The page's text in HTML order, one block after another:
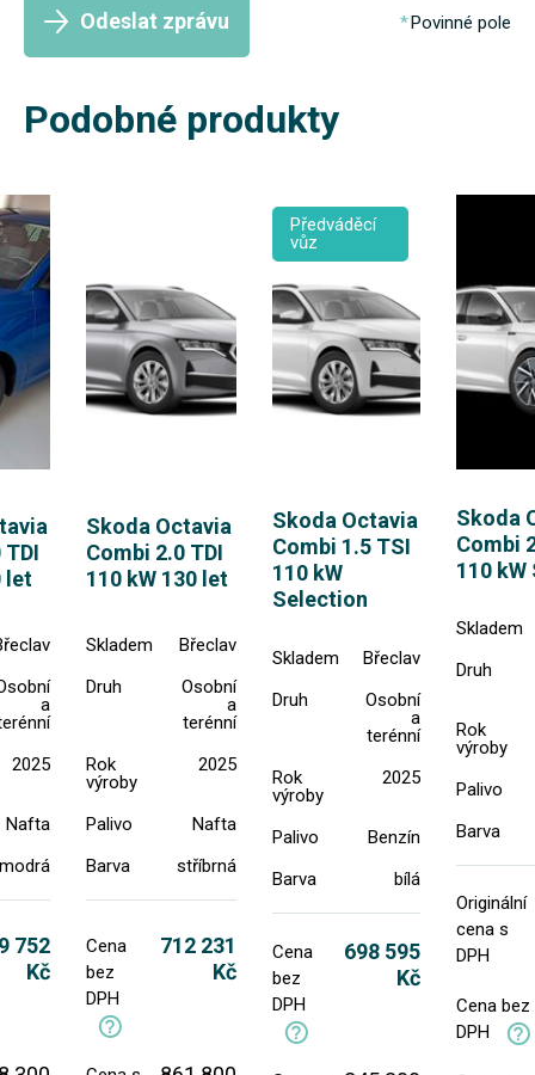
Odeslat zprávu Povinné pole
Podobné produkty
let
a
2025
Nafta
modrá
752
Kč
Skoda Octavia
Combi 2.0 TDI
110 kW 130 let
Skladem
Břeclav
Druh
Osobní
a
terénní
Rok
výroby
2025
Palivo
Nafta
Barva
stříbrná
Cena
bez
DPH
712 231
Kč
Předváděcí
vůz
Skoda Octavia
Combi 1.5 TSI
110 kW
Selection
Skladem
Břeclav
Druh
Osobní
a
terénní
Rok
výroby
2025
Palivo
Benzín
Barva
bílá
Cena
bez
DPH
698 595
Kč
Skoda
Combi
110
Skladem
Druh
Rok
výroby
Palivo
Barva
Originální
cena s
DPH
Cena bez
DPH